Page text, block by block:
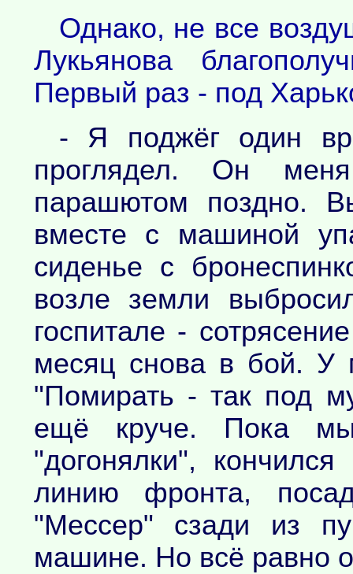
Однако, не все
Лукьянова
Первый раз - под
- Я поджёг один
проглядел. Он
парашютом поздно.
вместе с машиной
сиденье с
возле земли
госпитале -
месяц снова в бой. У
"Помирать - так под
ещё круче. Пока
"догонялки",
линию фронта,
"Мессер" сзади из
машине. Но всё равно